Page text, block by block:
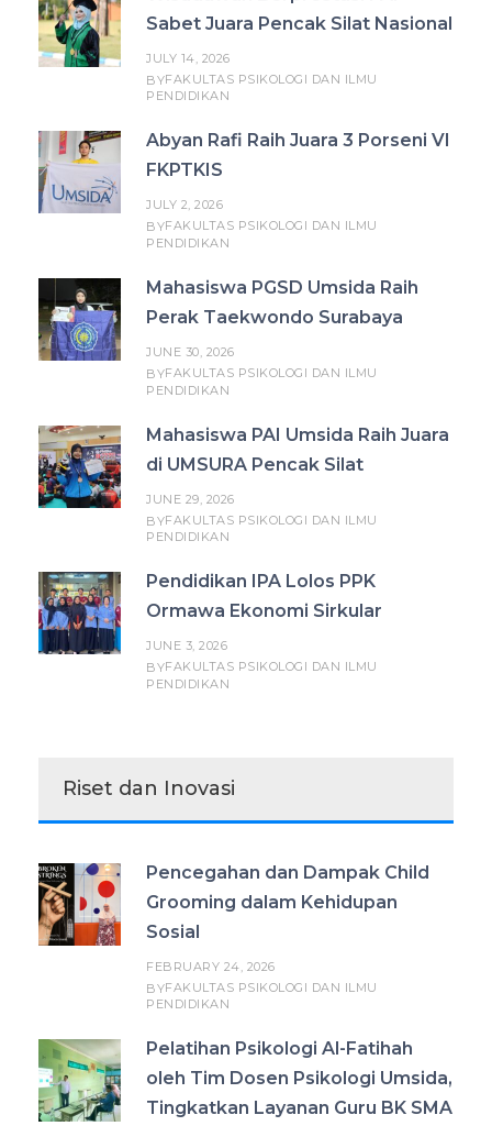
Sabet Juara Pencak Silat Nasional
JULY 14, 2026
BYFAKULTAS PSIKOLOGI DAN ILMU
PENDIDIKAN
Abyan Rafi Raih Juara 3 Porseni VI
FKPTKIS
JULY 2, 2026
BYFAKULTAS PSIKOLOGI DAN ILMU
PENDIDIKAN
Mahasiswa PGSD Umsida Raih
Perak Taekwondo Surabaya
JUNE 30, 2026
BYFAKULTAS PSIKOLOGI DAN ILMU
PENDIDIKAN
Mahasiswa PAI Umsida Raih Juara
di UMSURA Pencak Silat
JUNE 29, 2026
BYFAKULTAS PSIKOLOGI DAN ILMU
PENDIDIKAN
Pendidikan IPA Lolos PPK
Ormawa Ekonomi Sirkular
JUNE 3, 2026
BYFAKULTAS PSIKOLOGI DAN ILMU
PENDIDIKAN
Riset dan Inovasi
Pencegahan dan Dampak Child
Grooming dalam Kehidupan
Sosial
FEBRUARY 24, 2026
BYFAKULTAS PSIKOLOGI DAN ILMU
PENDIDIKAN
Pelatihan Psikologi Al-Fatihah
oleh Tim Dosen Psikologi Umsida,
Tingkatkan Layanan Guru BK SMA